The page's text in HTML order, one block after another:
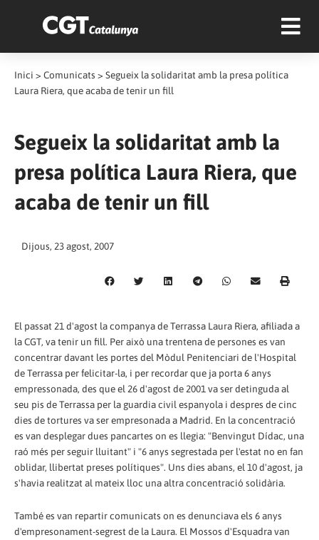
Inici > Comunicats > Segueix la solidaritat amb la presa política
Laura Riera, que acaba de tenir un fill
Segueix la solidaritat amb la
presa política Laura Riera, que
acaba de tenir un fill
Dijous, 23 agost, 2007
El passat 21 d'agost la companya de Terrassa Laura Riera, afiliada a
la CGT, va tenir un fill. Per això una trentena de persones es van
concentrar davant les portes del Mòdul Penitenciari de l'Hospital
de Terrassa per felicitar-la, i per recordar que ja porta 6 anys
empressonada, des que el 26 d'agost de 2001 va ser detinguda al
seu pis de Terrassa per la guardia civil espanyola i despres de cinc
dies de tortures va ser empresonada a Madrid. En la concentració
es van desplegar dues pancartes o­n es llegia: "Benvingut Dídac, una
raó més per seguir lluitant" i "6 anys segrestada per l'estat no en fan
oblidar, llibertat preses polítiques". Uns dies abans, el 10 d'agost, ja
s'havia realitzat al mateix lloc una altra concentració solidària.
També es van repartir comunicats o­n es denunciava els 6 anys
d'empresonament-segrest de la Laura. El Mossos d'Esquadra van